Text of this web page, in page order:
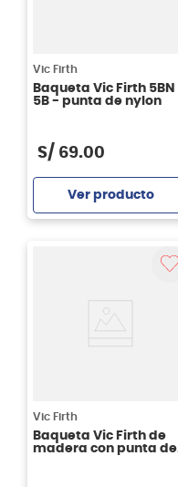
Vic Firth
Baqueta Vic Firth 5BN
5B - punta de nylon
S/ 69.00
Ver producto
Vic Firth
Baqueta Vic Firth de
madera con punta de